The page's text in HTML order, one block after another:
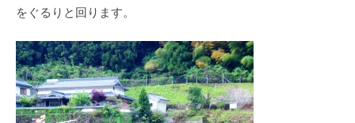
をぐるりと回ります。